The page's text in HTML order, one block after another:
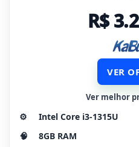
R$
VER
Ver melhor
⚙️
Intel Core i3-1315U
🧠
8GB RAM